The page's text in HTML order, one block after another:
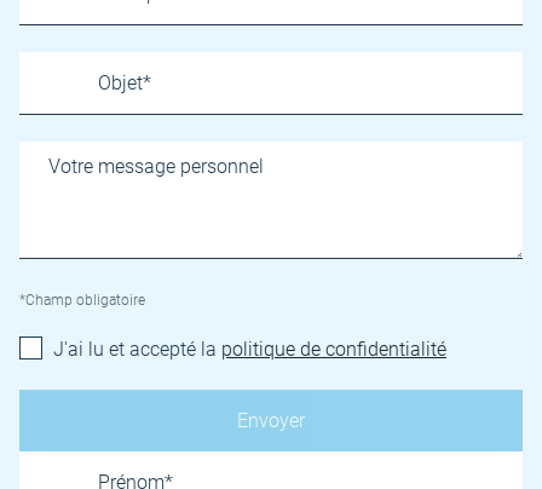
*Champ obligatoire
J'ai lu et accepté la politique de confidentialité